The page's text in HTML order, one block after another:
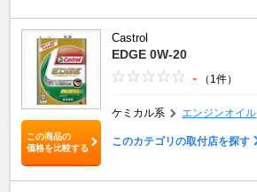
この商品の
価格を比較する
Castrol
EDGE 0W-20
- （1件）
ケミカル系 エンジンオイル
このカテゴリの取付店を探す